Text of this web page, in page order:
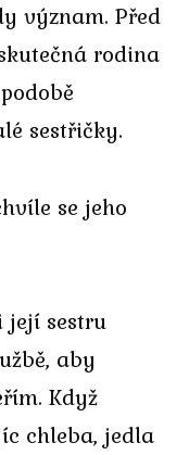
význam. Před
rodina
sestřičky.
se jeho
její sestru
aby
Když
chleba, jedla